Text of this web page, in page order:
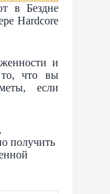
в Бездне
Hardcore
и
то, что вы
если
получить